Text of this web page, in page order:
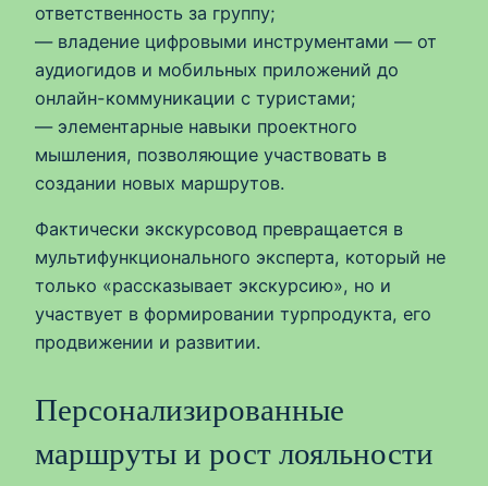
ответственность за группу;
— владение цифровыми инструментами — от
аудиогидов и мобильных приложений до
онлайн-коммуникации с туристами;
— элементарные навыки проектного
мышления, позволяющие участвовать в
создании новых маршрутов.
Фактически экскурсовод превращается в
мультифункционального эксперта, который не
только «рассказывает экскурсию», но и
участвует в формировании турпродукта, его
продвижении и развитии.
Персонализированные
маршруты и рост лояльности